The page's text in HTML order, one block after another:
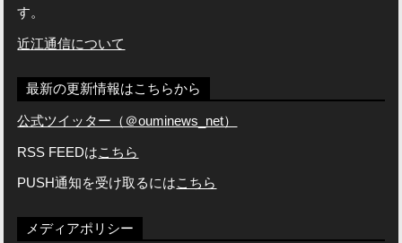
す。
近江通信について
最新の更新情報はこちらから
公式ツイッター（＠ouminews_net）
RSS FEEDはこちら
PUSH通知を受け取るにはこちら
メディアポリシー